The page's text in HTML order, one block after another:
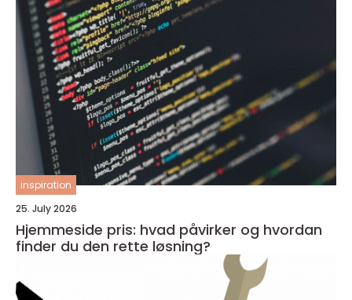
inspiration
25. July 2026
Hjemmeside pris: hvad påvirker og hvordan
finder du den rette løsning?